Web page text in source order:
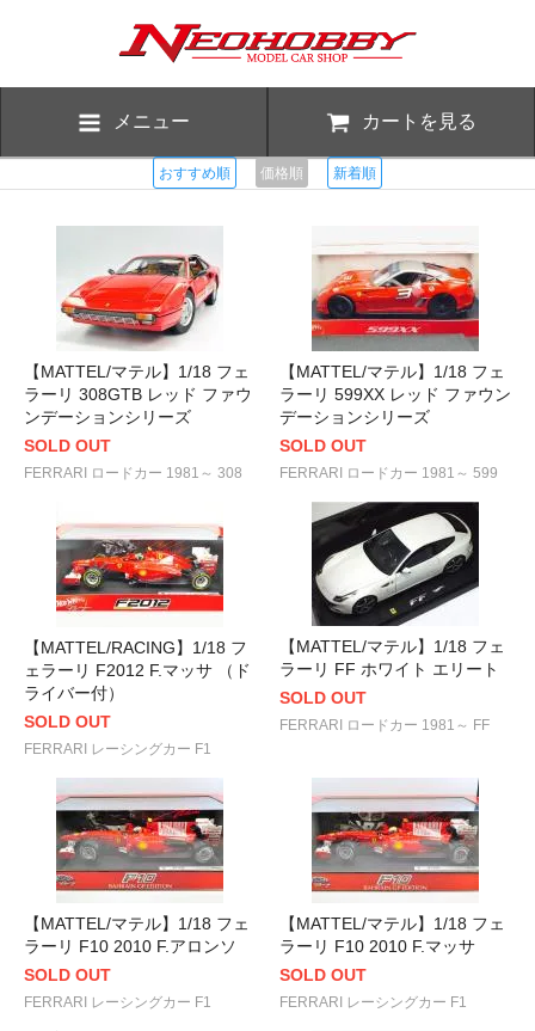
メニュー カートを見る
おすすめ順 価格順 新着順
【MATTEL/マテル】1/18 フェ
ラーリ 308GTB レッド ファウ
ンデーションシリーズ
SOLD OUT
FERRARI ロードカー 1981～ 308
【MATTEL/マテル】1/18 フェ
ラーリ 599XX レッド ファウン
デーションシリーズ
SOLD OUT
FERRARI ロードカー 1981～ 599
【MATTEL/RACING】1/18 フ
ェラーリ F2012 F.マッサ （ド
ライバー付）
SOLD OUT
FERRARI レーシングカー F1
【MATTEL/マテル】1/18 フェ
ラーリ FF ホワイト エリート
SOLD OUT
FERRARI ロードカー 1981～ FF
【MATTEL/マテル】1/18 フェ
ラーリ F10 2010 F.アロンソ
SOLD OUT
FERRARI レーシングカー F1
【MATTEL/マテル】1/18 フェ
ラーリ F10 2010 F.マッサ
SOLD OUT
FERRARI レーシングカー F1